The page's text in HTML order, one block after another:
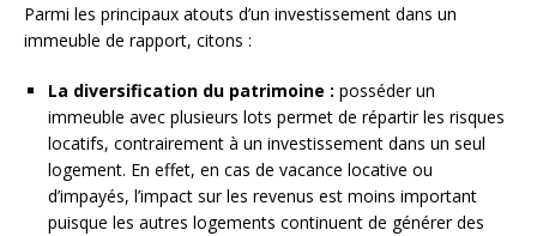
Parmi les principaux atouts d’un investissement dans un
immeuble de rapport, citons :
La diversification du patrimoine : posséder un
immeuble avec plusieurs lots permet de répartir les risques
locatifs, contrairement à un investissement dans un seul
logement. En effet, en cas de vacance locative ou
d’impayés, l’impact sur les revenus est moins important
puisque les autres logements continuent de générer des